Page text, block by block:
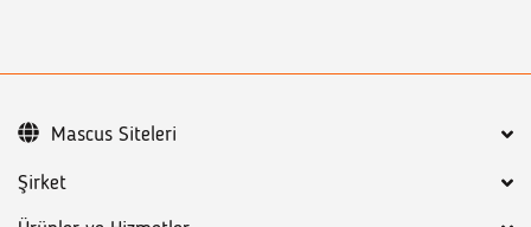
Şirket
Mascus Siteleri